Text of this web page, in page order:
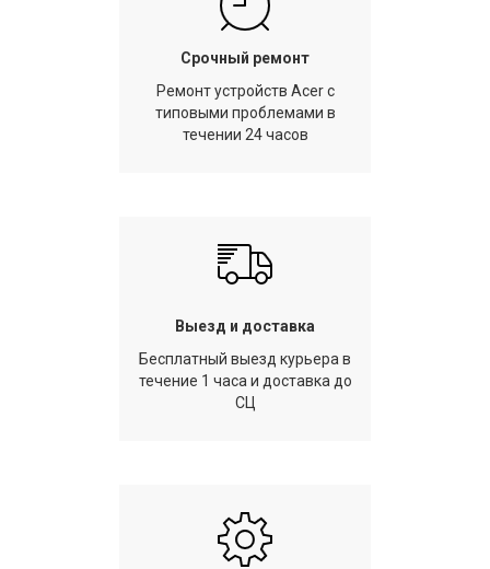
Срочный ремонт
Ремонт устройств Acer с
типовыми проблемами в
течении 24 часов
Выезд и доставка
Бесплатный выезд курьера в
течение 1 часа и доставка до
СЦ